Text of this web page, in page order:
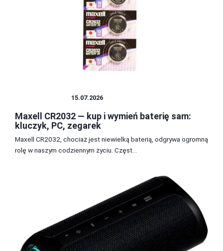
15.07.2026
Maxell CR2032 — kup i wymień baterię sam:
kluczyk, PC, zegarek
Maxell CR2032, chociaż jest niewielką baterią, odgrywa ogromną
rolę w naszym codziennym życiu. Częst...